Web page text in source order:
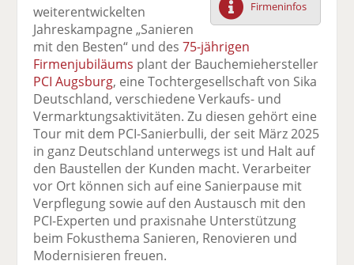
F
ac
e
b
o
o
k
te
il
e
n
tt
er
Li
n
e
di
n
te
il
e
n
E
m
l
v
se
n
d
e
n
ck
e
Firmeninfos
weiterentwickelten
Jahreskampagne „Sanieren
mit den Besten“ und des75-jährigen
Firmenjubiläums plant der Bauchemiehersteller
PCI Augsburg, eine Tochtergesellschaft von Sika
Deutschland, verschiedene Verkaufs- und
Vermarktungsaktivitäten. Zu diesen gehört eine
Tour mit dem PCI-Sanierbulli, der seit März 2025
in ganz Deutschland unterwegs ist und Halt auf
den Baustellen der Kunden macht. Verarbeiter
vor Ort können sich auf eine Sanierpause mit
Verpflegung sowie auf den Austausch mit den
PCI-Experten und praxisnahe Unterstützung
beim Fokusthema Sanieren, Renovieren und
Modernisieren freuen.